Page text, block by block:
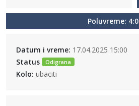
Poluvreme: 4:0
Datum i vreme: 17.04.2025 15:00
Status
Odigrana
Kolo: ubaciti